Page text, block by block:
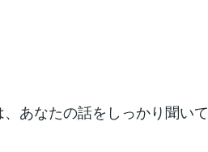
あなたの話をしっかり聞いて